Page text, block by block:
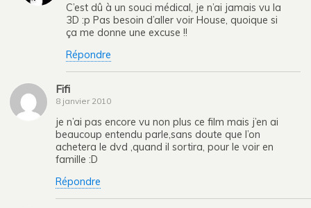
C’est dû à un souci médical, je n’ai jamais vu la
3D :p Pas besoin d’aller voir House, quoique si
ça me donne une excuse !!
Répondre
Fifi
8 janvier 2010
je n’ai pas encore vu non plus ce film mais j’en ai
beaucoup entendu parle,sans doute que l’on
achetera le dvd ,quand il sortira, pour le voir en
famille :D
Répondre